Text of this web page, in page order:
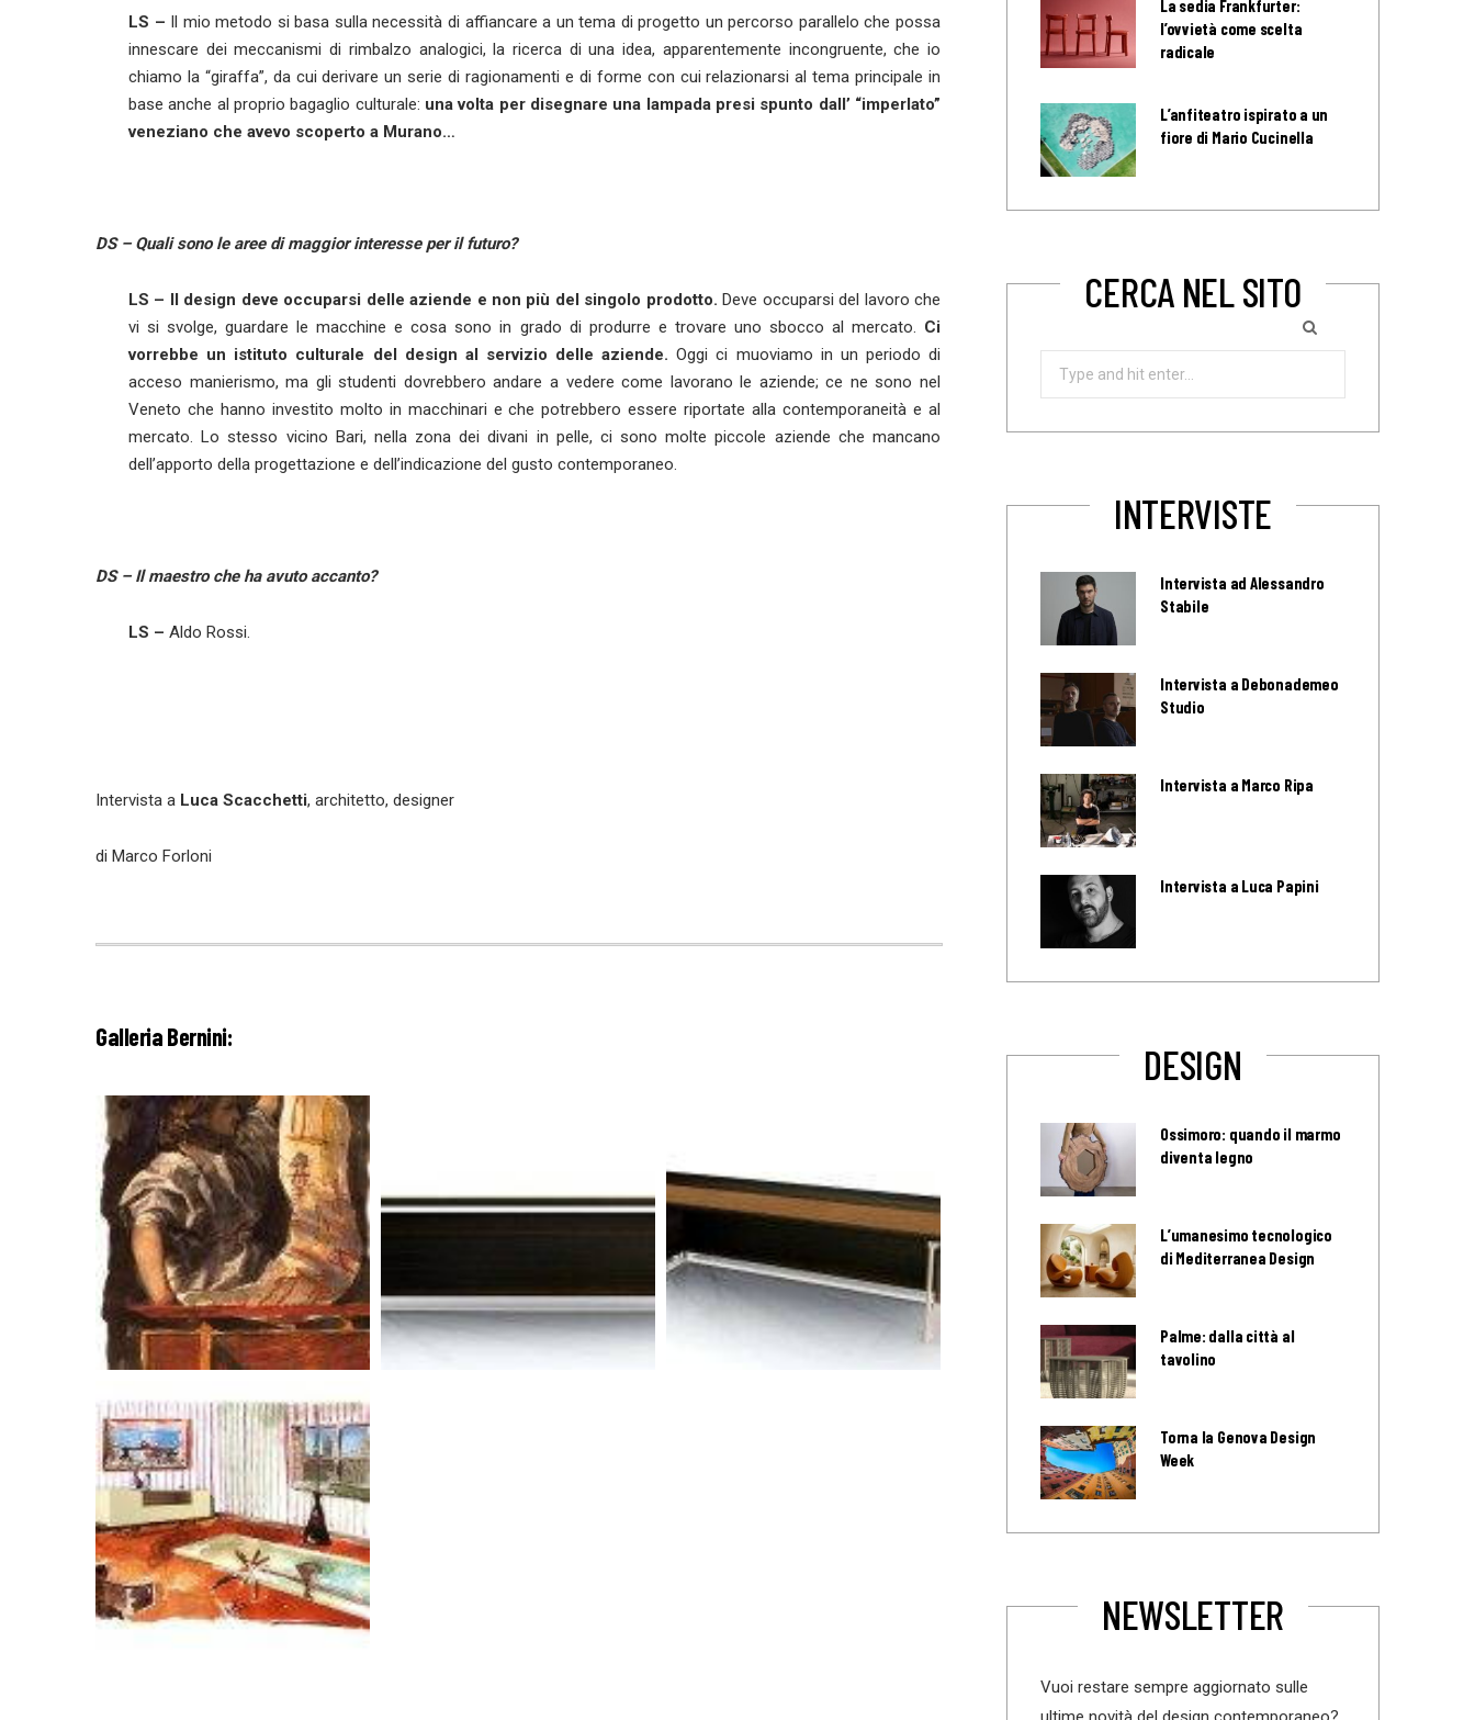
LS – Il mio metodo si basa sulla necessità di affiancare a un tema di progetto un percorso parallelo che possa
innescare dei meccanismi di rimbalzo analogici, la ricerca di una idea, apparentemente incongruente, che io
chiamo la “giraffa”, da cui derivare un serie di ragionamenti e di forme con cui relazionarsi al tema principale in
base anche al proprio bagaglio culturale: una volta per disegnare una lampada presi spunto dall’ “imperlato”
veneziano che avevo scoperto a Murano…
DS – Quali sono le aree di maggior interesse per il futuro?
LS – Il design deve occuparsi delle aziende e non più del singolo prodotto. Deve occuparsi del lavoro che
vi si svolge, guardare le macchine e cosa sono in grado di produrre e trovare uno sbocco al mercato. Ci
vorrebbe un istituto culturale del design al servizio delle aziende. Oggi ci muoviamo in un periodo di
acceso manierismo, ma gli studenti dovrebbero andare a vedere come lavorano le aziende; ce ne sono nel
Veneto che hanno investito molto in macchinari e che potrebbero essere riportate alla contemporaneità e al
mercato. Lo stesso vicino Bari, nella zona dei divani in pelle, ci sono molte piccole aziende che mancano
dell’apporto della progettazione e dell’indicazione del gusto contemporaneo.
DS – Il maestro che ha avuto accanto?
LS – Aldo Rossi.
Intervista a Luca Scacchetti, architetto, designer
di Marco Forloni
Galleria Bernini:
La sedia Frankfurter:
l’ovvietà come scelta
radicale
L’anfiteatro ispirato a un
fiore di Mario Cucinella
CERCA NEL SITO
Search
INTERVISTE
Intervista ad Alessandro
Stabile
Intervista a Debonademeo
Studio
Intervista a Marco Ripa
Intervista a Luca Papini
DESIGN
Ossimoro: quando il marmo
diventa legno
L’umanesimo tecnologico
di Mediterranea Design
Palme: dalla città al
tavolino
Torna la Genova Design
Week
NEWSLETTER
Vuoi restare sempre aggiornato sulle